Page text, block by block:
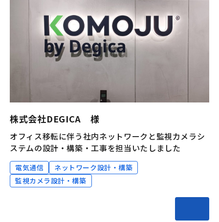
株式会社DEGICA 様
オフィス移転に伴う社内ネットワークと監視カメラシ
ステムの設計・構築・工事を担当いたしました
電気通信
ネットワーク設計・構築
監視カメラ設計・構築